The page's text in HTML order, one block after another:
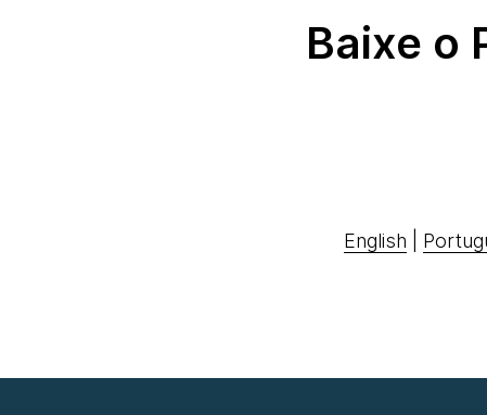
Baixe o
English